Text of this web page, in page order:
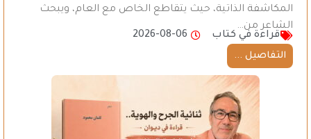
المكاشفة الذاتية، حيث يتقاطع الخاص مع العام، ويبحث
الشاعر من…
قراءة في كتاب
2026-08-06
التفاصيل ...